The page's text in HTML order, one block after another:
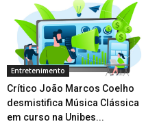
Entretenimento
Crítico João Marcos Coelho
desmistifica Música Clássica
em curso na Unibes...